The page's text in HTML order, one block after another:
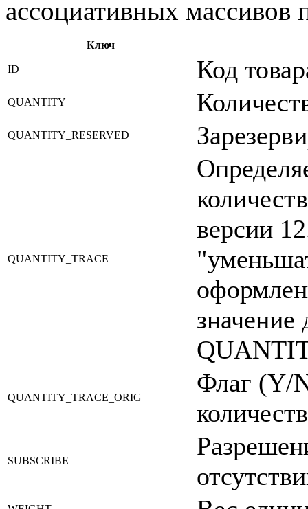
ассоциативных массивов
Ключ
ID Код
QUANTITY
QUANTITY_RESERVED
QUANTITY_TRACE
версии
значение
QUANTITY_TRACE_ORIG
Флаг (Y/
SUBSCRIBE